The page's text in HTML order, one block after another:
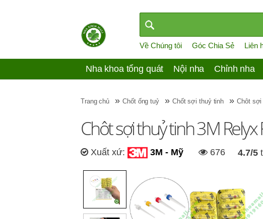
Về Chúng tôi Góc Chia Sẻ Liên
Nha khoa tổng quát Nội nha Chỉnh nha
Trang chủ »Chốt ống tuỷ » Chốt sợi thuỷ tinh »Chôt sợi
Chôt sợi thuỷ tinh 3M Relyx
Xuất xứ: 3M - Mỹ 676 4.7/5